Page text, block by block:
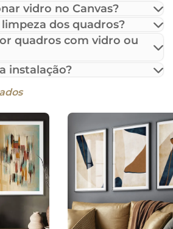
vidro no Canvas?
dos quadros?
quadros com vidro ou
instalação?